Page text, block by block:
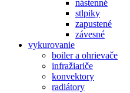
nástenné
stlpiky
zapustené
závesné
vykurovanie
boiler a ohrievače
infražiariče
konvektory
radiátory